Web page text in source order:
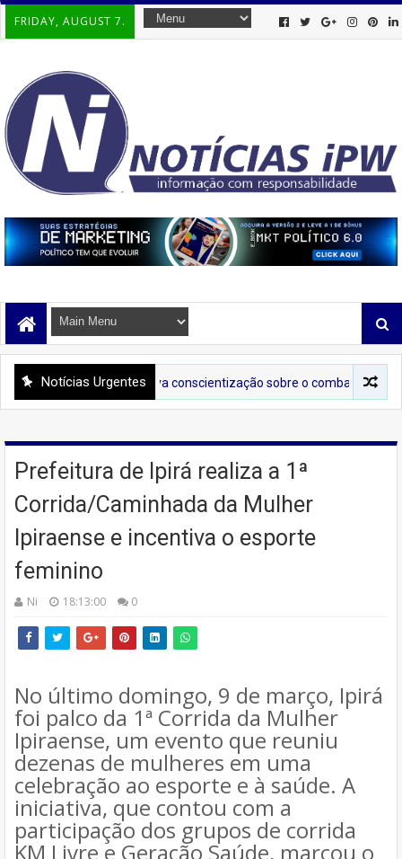
FRIDAY, AUGUST 7.
Notícias Urgentes
Tenda Lilás leva conscientização sobre o combate à violência contra
Prefeitura de Ipirá realiza a 1ª
Corrida/Caminhada da Mulher
Ipiraense e incentiva o esporte
feminino
Ni 18:13:00 0
No último domingo, 9 de março, Ipirá
foi palco da 1ª Corrida da Mulher
Ipiraense, um evento que reuniu
dezenas de mulheres em uma
celebração ao esporte e à saúde. A
iniciativa, que contou com a
participação dos grupos de corrida
KM Livre e Geração Saúde, marcou o